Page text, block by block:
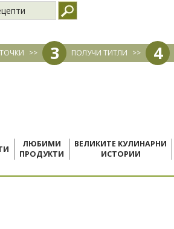
>> 3 ПОЛУЧИ ТИТЛИ >> 4
ЛЮБИМИ
ПРОДУКТИ
ВЕЛИКИТЕ КУЛИНАРНИ
ИСТОРИИ